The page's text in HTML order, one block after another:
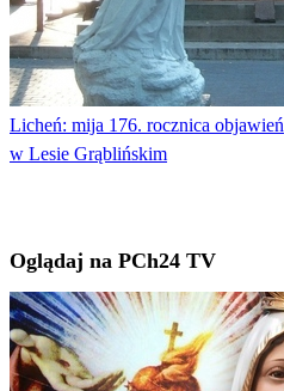
Licheń: mija 176. rocznica objawień
w Lesie Grąblińskim
Oglądaj na PCh24 TV